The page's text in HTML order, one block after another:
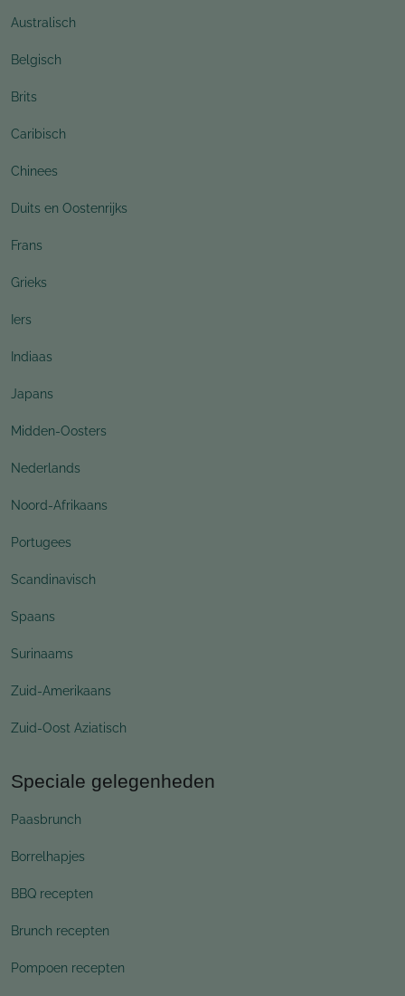
Australisch
Belgisch
Brits
Caribisch
Chinees
Duits en Oostenrijks
Frans
Grieks
Iers
Indiaas
Japans
Midden-Oosters
Nederlands
Noord-Afrikaans
Portugees
Scandinavisch
Spaans
Surinaams
Zuid-Amerikaans
Zuid-Oost Aziatisch
Speciale gelegenheden
Paasbrunch
Borrelhapjes
BBQ recepten
Brunch recepten
Pompoen recepten